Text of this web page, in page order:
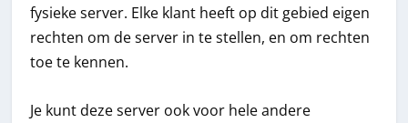
fysieke server. Elke klant heeft op dit gebied eigen
rechten om de server in te stellen, en om rechten
toe te kennen.
Je kunt deze server ook voor hele andere